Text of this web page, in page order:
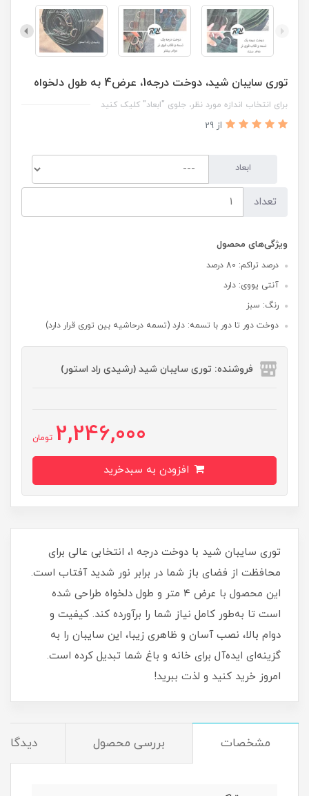
توری سایبان شید، دوخت درجه1، عرض4 به طول دلخواه
برای انتخاب اندازه مورد نظر، جلوی "ابعاد" کلیک کنید
از 29
ابعاد
تعداد
ویژگی‌های محصول
درصد تراکم: 80 درصد
آنتی یووی: دارد
رنگ: سبز
دوخت دور تا دور با تسمه: دارد (تسمه درحاشیه بین توری قرار دارد)
فروشنده: توری سایبان شید (رشیدی راد استور)
2,246,000 تومان
توری سایبان شید با دوخت درجه 1، انتخابی عالی برای
محافظت از فضای باز شما در برابر نور شدید آفتاب است.
این محصول با عرض 4 متر و طول دلخواه طراحی شده
است تا به‌طور کامل نیاز شما را برآورده کند. کیفیت و
دوام بالا، نصب آسان و ظاهری زیبا، این سایبان را به
گزینه‌ای ایده‌آل برای خانه و باغ شما تبدیل کرده است.
امروز خرید کنید و لذت ببرید!
مشخصات بررسی محصول